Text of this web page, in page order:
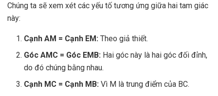
Chúng ta sẽ xem xét các yếu tố tương ứng giữa hai tam giác
này:
Cạnh AM = Cạnh EM: Theo giả thiết.
Góc AMC = Góc EMB: Hai góc này là hai góc đối đỉnh,
do đó chúng bằng nhau.
Cạnh MC = Cạnh MB: Vì M là trung điểm của BC.